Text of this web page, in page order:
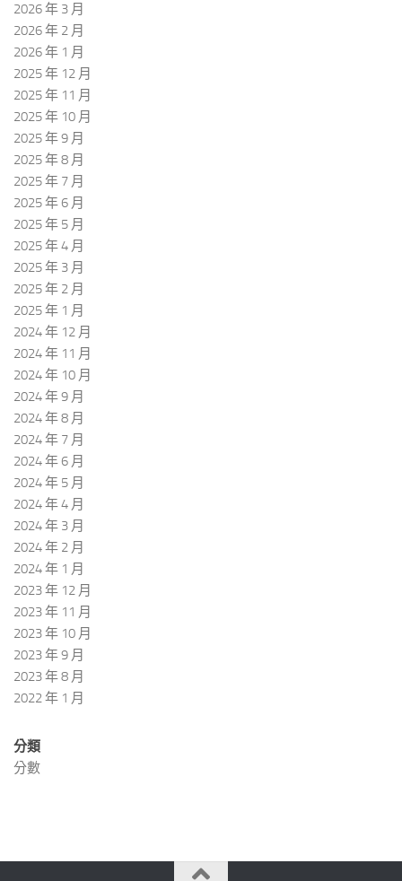
2026 年 3 月
2026 年 2 月
2026 年 1 月
2025 年 12 月
2025 年 11 月
2025 年 10 月
2025 年 9 月
2025 年 8 月
2025 年 7 月
2025 年 6 月
2025 年 5 月
2025 年 4 月
2025 年 3 月
2025 年 2 月
2025 年 1 月
2024 年 12 月
2024 年 11 月
2024 年 10 月
2024 年 9 月
2024 年 8 月
2024 年 7 月
2024 年 6 月
2024 年 5 月
2024 年 4 月
2024 年 3 月
2024 年 2 月
2024 年 1 月
2023 年 12 月
2023 年 11 月
2023 年 10 月
2023 年 9 月
2023 年 8 月
2022 年 1 月
分類
分數